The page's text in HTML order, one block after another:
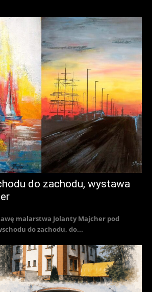
do zachodu, wystawa
malarstwa Jolanty Majcher pod
do zachodu, do...